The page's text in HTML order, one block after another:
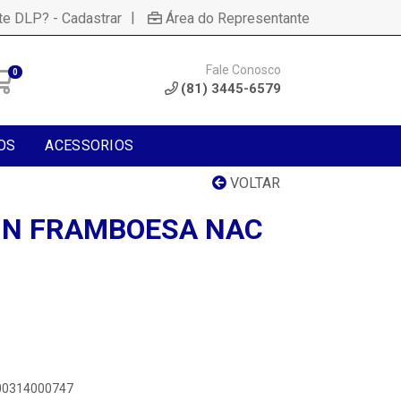
DLP? - Cadastrar | Área do Representante
0 Fale Conosco
(81) 3445-6579
ACESSORIOS
VOLTAR
FRAMBOESA NAC